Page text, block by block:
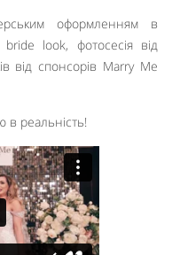
оформленням в
look, фотосесія від
від спонсорів Marry Me
в реальність!